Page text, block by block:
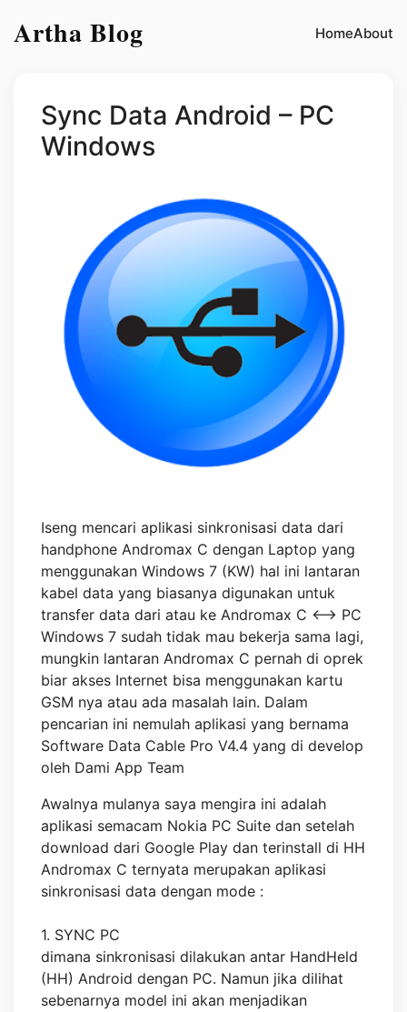
Artha Blog HomeAbout
Sync Data Android – PC
Windows
Iseng mencari aplikasi sinkronisasi data dari
handphone Andromax C dengan Laptop yang
menggunakan Windows 7 (KW) hal ini lantaran
kabel data yang biasanya digunakan untuk
transfer data dari atau ke Andromax C <–> PC
Windows 7 sudah tidak mau bekerja sama lagi,
mungkin lantaran Andromax C pernah di oprek
biar akses Internet bisa menggunakan kartu
GSM nya atau ada masalah lain. Dalam
pencarian ini nemulah aplikasi yang bernama
Software Data Cable Pro V4.4 yang di develop
oleh Dami App Team
Awalnya mulanya saya mengira ini adalah
aplikasi semacam Nokia PC Suite dan setelah
download dari Google Play dan terinstall di HH
Andromax C ternyata merupakan aplikasi
sinkronisasi data dengan mode :
1. SYNC PC
dimana sinkronisasi dilakukan antar HandHeld
(HH) Android dengan PC. Namun jika dilihat
sebenarnya model ini akan menjadikan